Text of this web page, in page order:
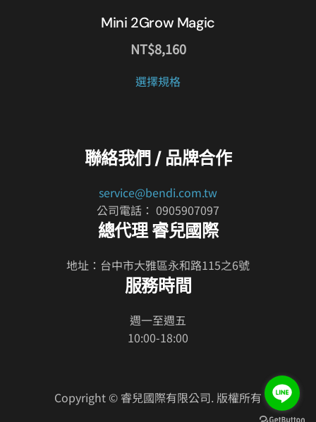
Mini 2Grow Magic
NT$8,160
選擇規格產
種
款
式。
可
在
產
品
頁
面
選
擇
選
聯絡我們 / 品牌合作
service@bendi.com.tw
公司電話： 0905907097
總代理 睿兒國際
地址：台中市大雅區永和路115之6號
服務時間
週一至週五
10:00-18:00
Copyright © 睿兒國際有限公司. 版權所有